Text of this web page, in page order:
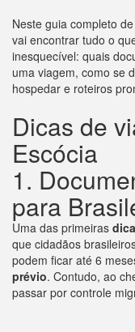
Neste guia completo de
vai encontrar tudo o
inesquecível: quais
uma viagem, como se
hospedar e roteiros
Dicas de
Escócia
1.
para
Uma das primeiras
que cidadãos
podem ficar até 6
prévio. Contudo, ao
passar por controle